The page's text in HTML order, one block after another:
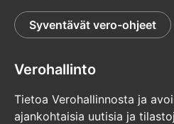
Syventävät vero-ohjeet
Verohallinto
Tietoa Verohallinnosta ja
ajankohtaisia uutisia ja